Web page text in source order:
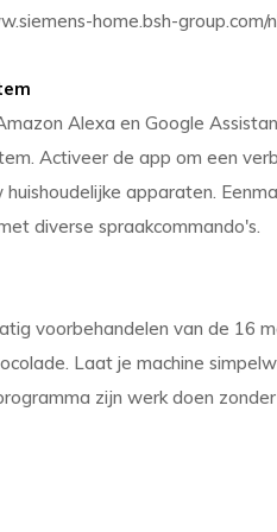
home.bsh-group.com/
Alexa en Google
Activeer de app om een
apparaten.
diverse spraakcommando's.
voorbehandelen van de 16
Laat je machine
zijn werk doen